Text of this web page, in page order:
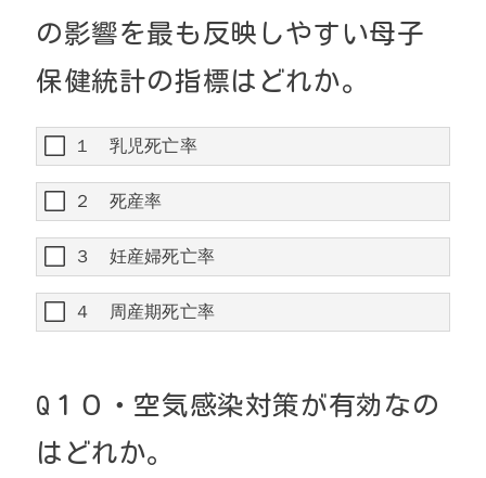
の影響を最も反映しやすい母子
保健統計の指標はどれか。
１ 乳児死亡率
２ 死産率
３ 妊産婦死亡率
４ 周産期死亡率
Q１０・空気感染対策が有効なの
はどれか。